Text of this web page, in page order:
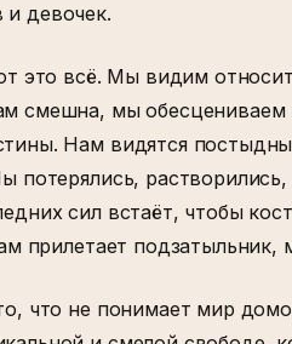
девочек.
это всё. Мы видим
смешна, мы
Нам видятся
растворились,
сил встаёт, чтобы
прилетает подзатыльник,
что не понимает мир